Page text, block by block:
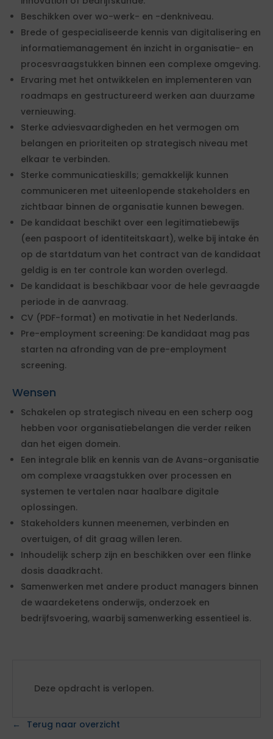
Beschikken over wo-werk- en -denkniveau.
Brede of gespecialiseerde kennis van digitalisering en
informatiemanagement én inzicht in organisatie- en
procesvraagstukken binnen een complexe omgeving.
Ervaring met het ontwikkelen en implementeren van
roadmaps en gestructureerd werken aan duurzame
vernieuwing.
Sterke adviesvaardigheden en het vermogen om
belangen en prioriteiten op strategisch niveau met
elkaar te verbinden.
Sterke communicatieskills; gemakkelijk kunnen
communiceren met uiteenlopende stakeholders en
zichtbaar binnen de organisatie kunnen bewegen.
De kandidaat beschikt over een legitimatiebewijs
(een paspoort of identiteitskaart), welke bij intake én
op de startdatum van het contract van de kandidaat
geldig is en ter controle kan worden overlegd.
De kandidaat is beschikbaar voor de hele gevraagde
periode in de aanvraag.
CV (PDF-format) en motivatie in het Nederlands.
Pre-employment screening: De kandidaat mag pas
starten na afronding van de pre-employment
screening.
Wensen
Schakelen op strategisch niveau en een scherp oog
hebben voor organisatiebelangen die verder reiken
dan het eigen domein.
Een integrale blik en kennis van de Avans-organisatie
om complexe vraagstukken over processen en
systemen te vertalen naar haalbare digitale
oplossingen.
Stakeholders kunnen meenemen, verbinden en
overtuigen, of dit graag willen leren.
Inhoudelijk scherp zijn en beschikken over een flinke
dosis daadkracht.
Samenwerken met andere product managers binnen
de waardeketens onderwijs, onderzoek en
bedrijfsvoering, waarbij samenwerking essentieel is.
Deze opdracht is verlopen.
Terug naar overzicht